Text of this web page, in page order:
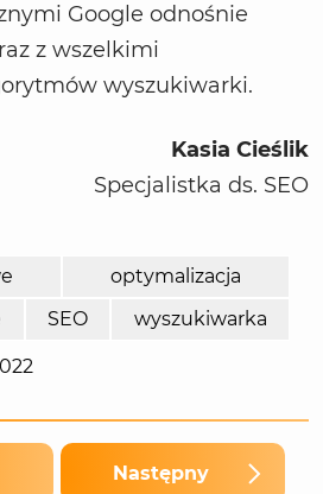
Google odnośnie
z wszelkimi
wyszukiwarki.
Kasia Cieślik
Specjalistka ds. SEO
optymalizacja
SEO wyszukiwarka
Następny